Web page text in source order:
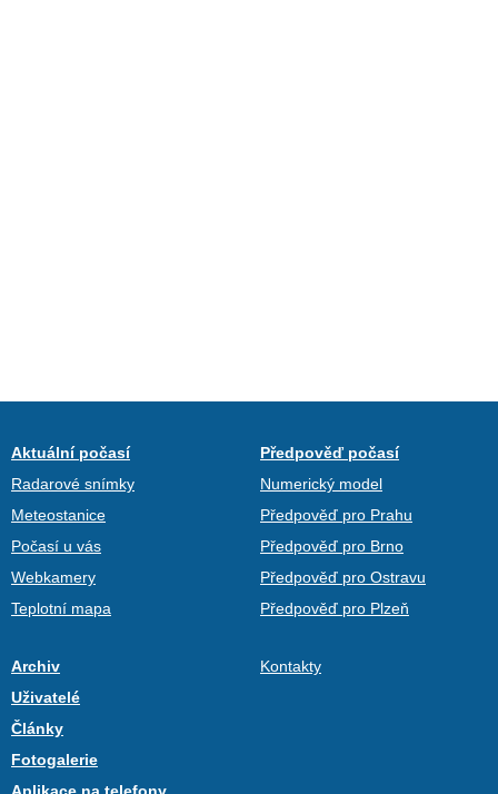
Aktuální počasí
Radarové snímky
Meteostanice
Počasí u vás
Webkamery
Teplotní mapa
Předpověď počasí
Numerický model
Předpověď pro Prahu
Předpověď pro Brno
Předpověď pro Ostravu
Předpověď pro Plzeň
Archiv
Uživatelé
Články
Fotogalerie
Kontakty